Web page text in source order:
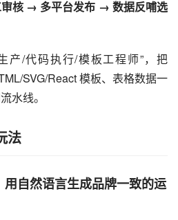
核 → 多平台发布 → 数据反哺选
产/代码执行/模板工程师”，把
SVG/React 模板、表格数据一
水线。
法
自然语言生成品牌一致的运